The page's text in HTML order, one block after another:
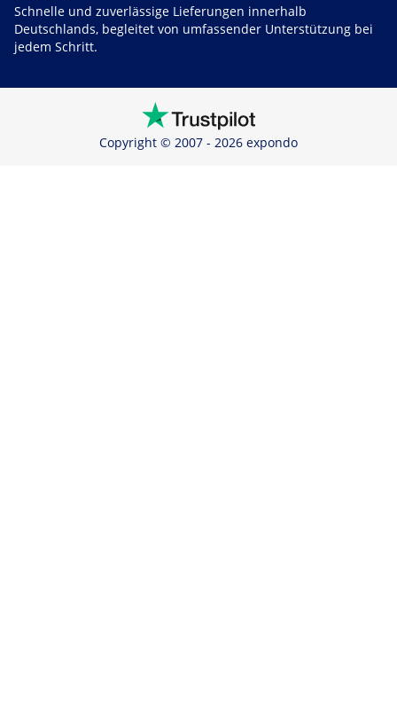
Schnelle und zuverlässige Lieferungen innerhalb
Deutschlands, begleitet von umfassender Unterstützung bei
jedem Schritt.
Copyright © 2007 - 2026 expondo